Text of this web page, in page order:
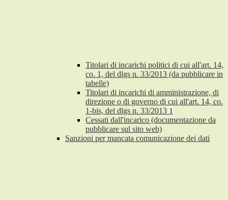
Titolari di incarichi politici di cui all'art. 14,
co. 1, del dlgs n. 33/2013 (da pubblicare in
tabelle)
Titolari di incarichi di amministrazione, di
direzione o di governo di cui all'art. 14, co.
1-bis, del dlgs n. 33/2013 1
Cessati dall'incarico (documentazione da
pubblicare sul sito web)
Sanzioni per mancata comunicazione dei dati